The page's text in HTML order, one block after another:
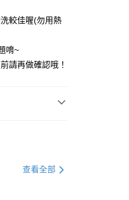
較佳喔(勿用熱
唷~
請再做確認哦！
｜蘋果型查看全部